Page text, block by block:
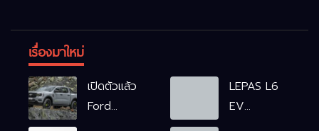
เรื่องมาใหม่
เปิดตัวแล้ว
Ford
LEPAS L6
EV